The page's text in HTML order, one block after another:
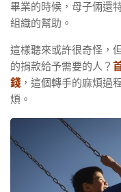
畢業的時候，母子倆還
組織的幫助。
這樣聽來或許很奇怪，
的捐款給予需要的人？
錢 ，這個轉手的麻煩過
煩。